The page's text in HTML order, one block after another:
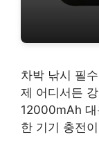
차박 낚시 필
제 어디서든
12000mAh 대
한 기기 충전